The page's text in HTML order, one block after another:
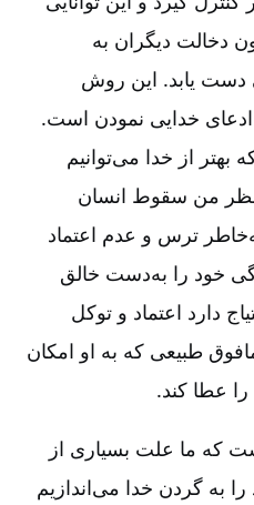
دخالت دیگران به
یابد. این روش
خدایی نمودن است.
بهتر از خدا می‌توانیم
من سقوط انسان
ترس و عدم اعتماد
خود را به‌دست خالق
دارد اعتماد و توکل
طبیعی که به او امکان
عطا کند.
که ما علت بسیاری از
به گردن خدا می‌اندازیم